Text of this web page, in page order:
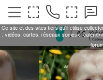
Ce site et des sites tiers qu'il utilise
: vidéos, cartes, réseaux sociaux,